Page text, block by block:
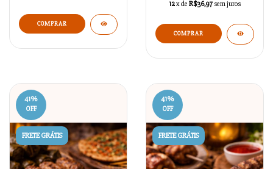
12x de R$36,97 sem juros
41%
OFF
FRETE GRÁTIS
41%
OFF
FRETE GRÁTIS